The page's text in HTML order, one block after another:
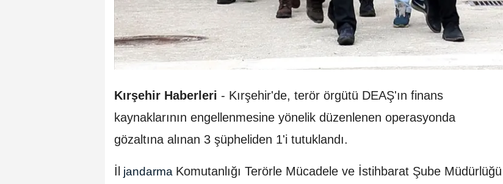
Kırşehir Haberleri - Kırşehir'de, terör örgütü DEAŞ'ın finans
kaynaklarının engellenmesine yönelik düzenlenen operasyonda
gözaltına alınan 3 şüpheliden 1'i tutuklandı.
İl jandarma Komutanlığı Terörle Mücadele ve İstihbarat Şube Müdürlüğü